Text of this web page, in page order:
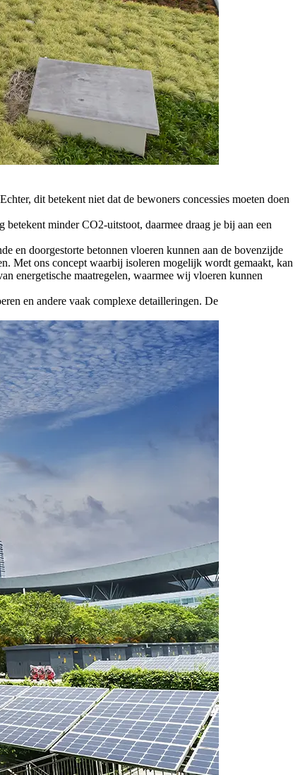
dit betekent niet dat de bewoners concessies moeten doen
minder CO2-uitstoot, daarmee draag je bij aan een
en doorgestorte betonnen vloeren kunnen aan de bovenzijde
Met ons concept waarbij isoleren mogelijk wordt gemaakt, kan
energetische maatregelen, waarmee wij vloeren kunnen
en andere vaak complexe detailleringen. De